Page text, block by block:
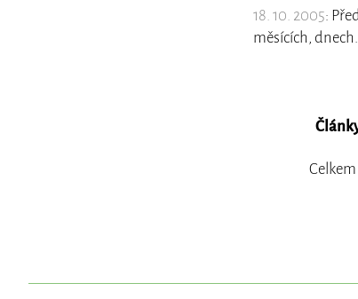
18. 10. 2005:
měsících,